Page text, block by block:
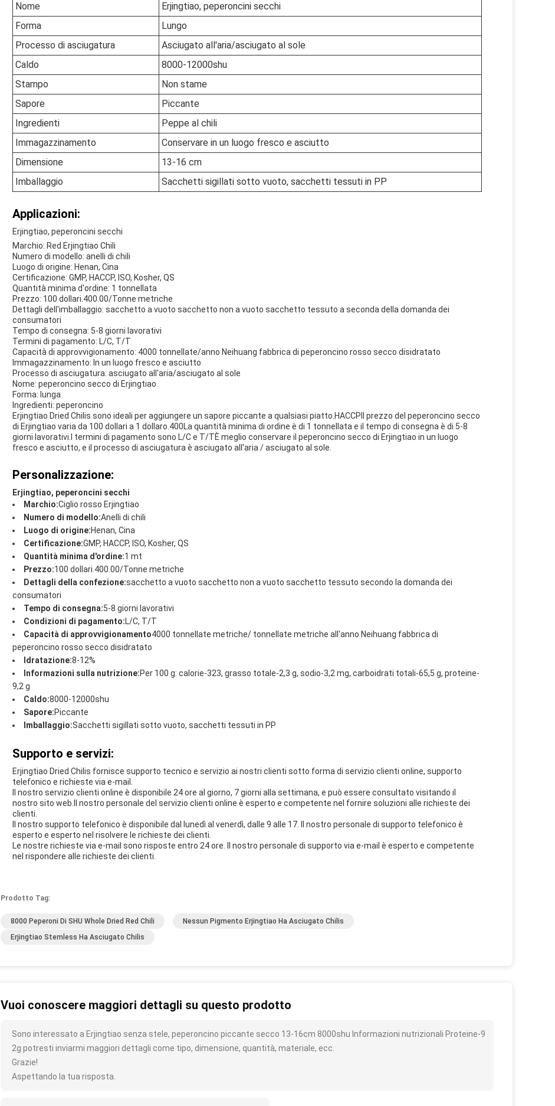
Nome
Erjingtiao, peperoncini secchi
Forma
Lungo
Processo di asciugatura
Asciugato all'aria/asciugato al sole
Caldo
8000-12000shu
Stampo
Non stame
Sapore
Piccante
Ingredienti
Peppe al chili
Immagazzinamento
Conservare in un luogo fresco e asciutto
Dimensione
13-16 cm
Imballaggio
Sacchetti sigillati sotto vuoto, sacchetti tessuti in PP
Applicazioni:
Erjingtiao, peperoncini secchi
Marchio: Red Erjingtiao Chili
Numero di modello: anelli di chili
Luogo di origine: Henan, Cina
Certificazione: GMP, HACCP, ISO, Kosher, QS
Quantità minima d'ordine: 1 tonnellata
Prezzo: 100 dollari.400.00/Tonne metriche
Dettagli dell'imballaggio: sacchetto a vuoto sacchetto non a vuoto sacchetto tessuto a seconda della domanda dei
consumatori
Tempo di consegna: 5-8 giorni lavorativi
Termini di pagamento: L/C, T/T
Capacità di approvvigionamento: 4000 tonnellate/anno Neihuang fabbrica di peperoncino rosso secco disidratato
Immagazzinamento: In un luogo fresco e asciutto
Processo di asciugatura: asciugato all'aria/asciugato al sole
Nome: peperoncino secco di Erjingtiao
Forma: lunga
Ingredienti: peperoncino
Erjingtiao Dried Chilis sono ideali per aggiungere un sapore piccante a qualsiasi piatto.HACCPIl prezzo del peperoncino secco
di Erjingtiao varia da 100 dollari a 1 dollaro.400La quantità minima di ordine è di 1 tonnellata e il tempo di consegna è di 5-8
giorni lavorativi.I termini di pagamento sono L/C e T/TÈ meglio conservare il peperoncino secco di Erjingtiao in un luogo
fresco e asciutto, e il processo di asciugatura è asciugato all'aria / asciugato al sole.
Personalizzazione:
Erjingtiao, peperoncini secchi
Marchio:Ciglio rosso Erjingtiao
Numero di modello:Anelli di chili
Luogo di origine:Henan, Cina
Certificazione:GMP, HACCP, ISO, Kosher, QS
Quantità minima d'ordine:1 mt
Prezzo:100 dollari.400.00/Tonne metriche
Dettagli della confezione:sacchetto a vuoto sacchetto non a vuoto sacchetto tessuto secondo la domanda dei
consumatori
Tempo di consegna:5-8 giorni lavorativi
Condizioni di pagamento:L/C, T/T
Capacità di approvvigionamento4000 tonnellate metriche/ tonnellate metriche all'anno Neihuang fabbrica di
peperoncino rosso secco disidratato
Idratazione:8-12%
Informazioni sulla nutrizione:Per 100 g: calorie-323, grasso totale-2,3 g, sodio-3,2 mg, carboidrati totali-65,5 g, proteine-
9,2 g
Caldo:8000-12000shu
Sapore:Piccante
Imballaggio:Sacchetti sigillati sotto vuoto, sacchetti tessuti in PP
Supporto e servizi:
Erjingtiao Dried Chilis fornisce supporto tecnico e servizio ai nostri clienti sotto forma di servizio clienti online, supporto
telefonico e richieste via e-mail.
Il nostro servizio clienti online è disponibile 24 ore al giorno, 7 giorni alla settimana, e può essere consultato visitando il
nostro sito web.Il nostro personale del servizio clienti online è esperto e competente nel fornire soluzioni alle richieste dei
clienti.
Il nostro supporto telefonico è disponibile dal lunedì al venerdì, dalle 9 alle 17. Il nostro personale di supporto telefonico è
esperto e esperto nel risolvere le richieste dei clienti.
Le nostre richieste via e-mail sono risposte entro 24 ore. Il nostro personale di supporto via e-mail è esperto e competente
nel rispondere alle richieste dei clienti.
Prodotto Tag:
8000 Peperoni Di SHU Whole Dried Red Chili
Nessun Pigmento Erjingtiao Ha Asciugato Chilis
Erjingtiao Stemless Ha Asciugato Chilis
Vuoi conoscere maggiori dettagli su questo prodotto
Sono interessato a Erjingtiao senza stele, peperoncino piccante secco 13-16cm 8000shu Informazioni nutrizionali Proteine-9
2g potresti inviarmi maggiori dettagli come tipo, dimensione, quantità, materiale, ecc.
Grazie!
Aspettando la tua risposta.